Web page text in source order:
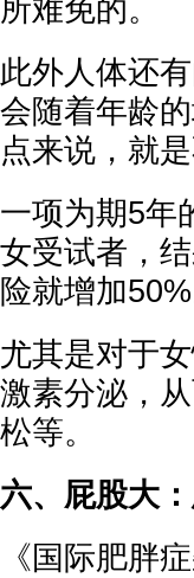
所难免的。
此外人体还
会随着年龄
点来说，就
一项为期5年
女受试者，
险就增加50%
尤其是对于
激素分泌，
松等。
六、屁股大
《国际肥胖